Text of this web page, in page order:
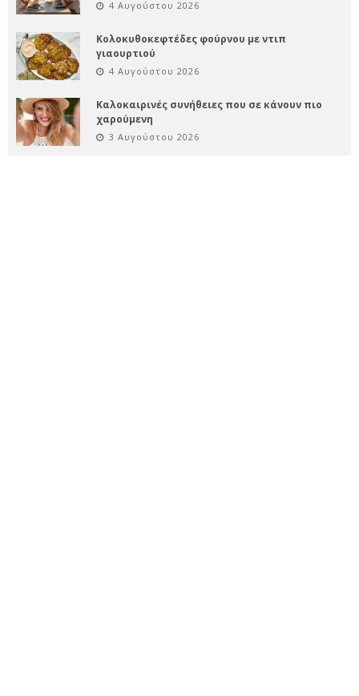
4 Αυγούστου 2026
Κολοκυθοκεφτέδες φούρνου με ντιπ
γιαουρτιού
4 Αυγούστου 2026
Καλοκαιρινές συνήθειες που σε κάνουν πιο
χαρούμενη
3 Αυγούστου 2026